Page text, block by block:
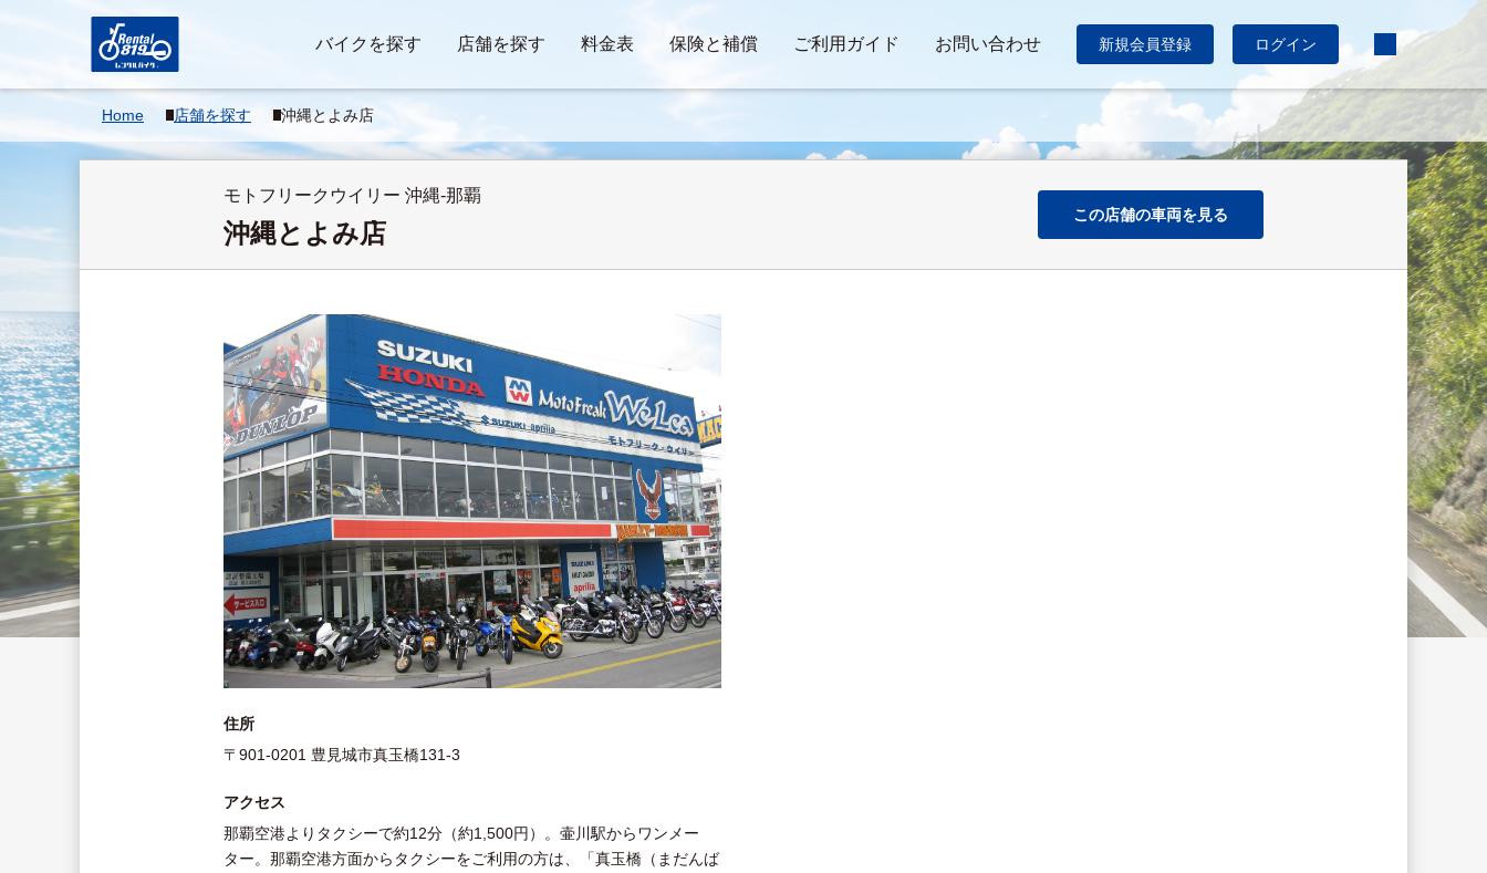
バイクを探す 店舗を探す 料金表 保険と補償 ご利用ガイド お問い合わせ 新規会員登録 ログイン
Home 店舗を探す 沖縄とよみ店
モトフリークウイリー 沖縄-那覇
沖縄とよみ店
この店舗の車両を見る
住所
〒901-0201 豊見城市真玉橋131-3
アクセス
那覇空港よりタクシーで約12分（約1,500円）。壷川駅からワンメー
ター。那覇空港方面からタクシーをご利用の方は、「真玉橋（まだんば